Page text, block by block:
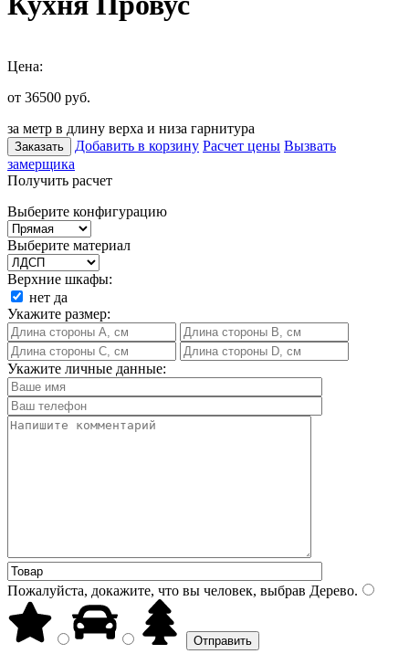
Цена:
от 36500 руб.
за метр в длину верха и низа гарнитура
Заказать Добавить в корзину Расчет цены Вызвать
замерщика
Получить расчет
Выберите конфигурацию
Выберите материал
Верхние шкафы:
нет да
Укажите размер:
Укажите личные данные:
Пожалуйста, докажите, что вы человек, выбрав Дерево.